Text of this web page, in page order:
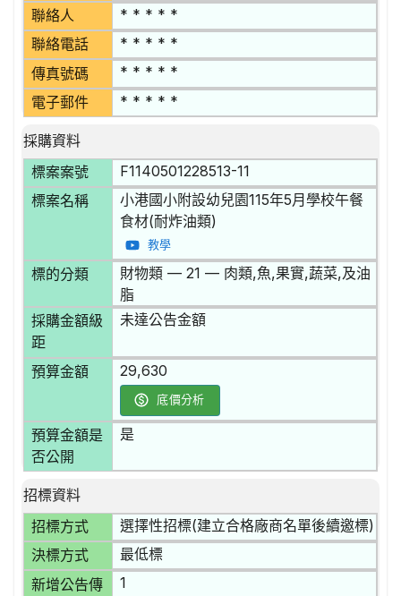
聯絡人 * * * * *
聯絡電話 * * * * *
傳真號碼 * * * * *
電子郵件 * * * * *
採購資料
標案案號
F1140501228513-11
標案名稱
小港國小附設幼兒園115年5月學校午餐
食材(耐炸油類)
教學
標的分類
財物類 — 21 — 肉類,魚,果實,蔬菜,及油
脂
採購金額級
距
未達公告金額
預算金額 29,630
底價分析
預算金額是
否公開
是
招標資料
招標方式
選擇性招標(建立合格廠商名單後續邀標)
決標方式 最低標
新增公告傳
1